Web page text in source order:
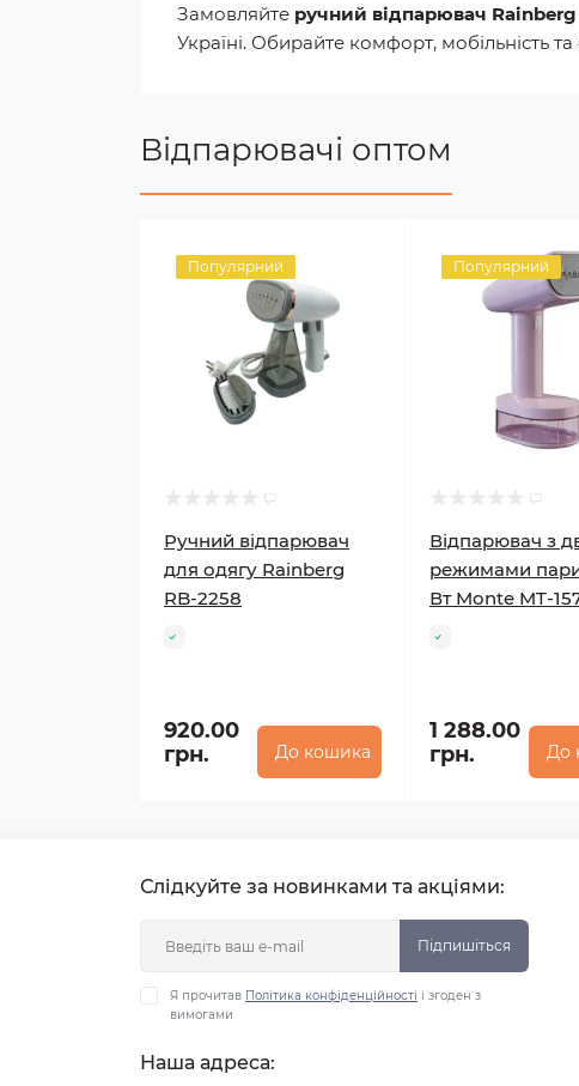
Замовляйте ручний відпарювач Rainberg
Україні. Обирайте комфорт, мобільність
Відпарювачі оптом
Популярний
Ручний відпарювач
для одягу Rainberg
RB-2258
920.00
грн.
До кошика
Популярний
Відпарювач з
режимами
Вт Monte MT-
1 288.00
грн.
До
Слідкуйте за новинками та акціями:
Підпишіться
Я прочитав Політика конфіденційності і згоден з
вимогами
Наша адреса: